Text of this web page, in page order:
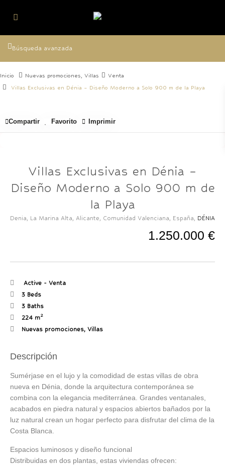
Búsqueda avanzada
Inicio Nuevas promociones Villas
Venta
Villas Exclusivas en Dénia – Diseño Moderno a Solo 900 m de la Playa
Compartir Favorito Imprimir
Villas Exclusivas en Dénia –
Diseño Moderno a Solo 900 m de
la Playa
Denia, La Marina Alta, Alicante, Comunidad Valenciana, España, DÉNIA
1.250.000 €
Active - Venta
3 Beds
3 Baths
224 m2
Nuevas promociones, Villas
Descripción
Sumérjase en el lujo y la comodidad de estas villas de obra
nueva en Dénia, donde la arquitectura contemporánea se
combina con la elegancia mediterránea. Grandes ventanales,
acabados en piedra natural y espacios abiertos bañados por la
luz natural crean un hogar perfecto para disfrutar del clima de la
Costa Blanca.
Espacios luminosos y diseño funcional
Distribuidas en dos plantas, estas viviendas ofrecen: